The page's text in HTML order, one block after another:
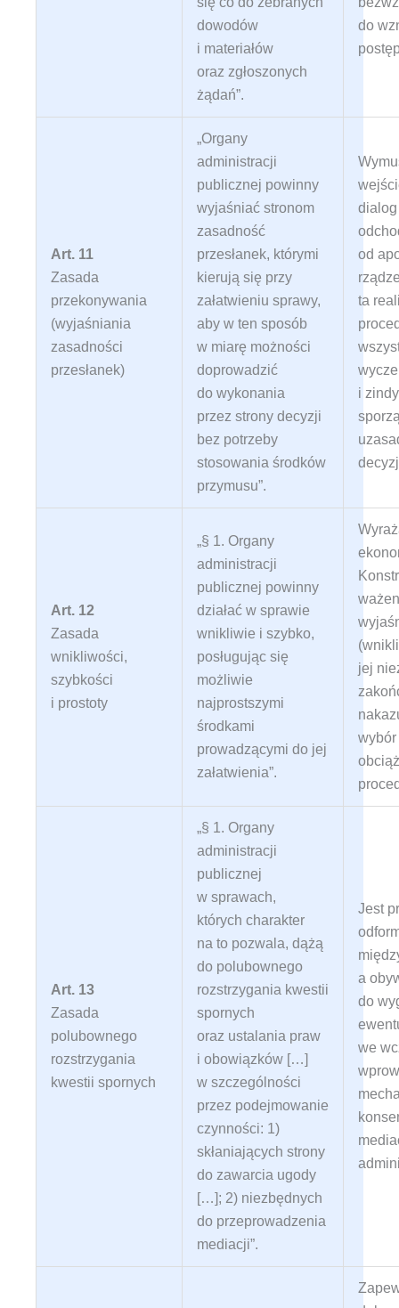
dowodów
i materiałów
oraz zgłoszonych
żądań”.
do
Art. 11
Zasada
przekonywania
(wyjaśniania
zasadności
przesłanek)
„Organy
administracji
publicznej powinny
wyjaśniać stronom
zasadność
przesłanek, którymi
kierują się przy
załatwieniu sprawy,
aby w ten sposób
w miarę możności
doprowadzić
do wykonania
przez strony decyzji
bez potrzeby
stosowania środków
przymusu”.
od
ta
i
Art. 12
Zasada
wnikliwości,
szybkości
i prostoty
„§ 1. Organy
administracji
publicznej powinny
działać w sprawie
wnikliwie i szybko,
posługując się
możliwie
najprostszymi
środkami
prowadzącymi do jej
załatwienia”.
jej
Art. 13
Zasada
polubownego
rozstrzygania
kwestii spornych
„§ 1. Organy
administracji
publicznej
w sprawach,
których charakter
na to pozwala, dążą
do polubownego
rozstrzygania kwestii
spornych
oraz ustalania praw
i obowiązków […]
w szczególności
przez podejmowanie
czynności: 1)
skłaniających strony
do zawarcia ugody
[…]; 2) niezbędnych
do przeprowadzenia
mediacji”.
Jest
a
do
we